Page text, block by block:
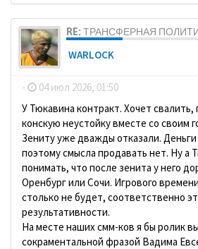
RE: ТРАНСФЕРНАЯ
WARLOCK
- 04 июл 2026, 01:50
У Тюкавина контракт. Хочет свалить,
конскую неустойку вместе со своим
Зениту уже дважды отказали. Деньги
поэтому смысла продавать нет. Ну а
понимать, что после зенита у него
Оренбург или Сочи. Игрового
столько не будет, соответственно
результативности.
На месте наших смм-ков я бы ролик
сокраментальной фразой Вадима